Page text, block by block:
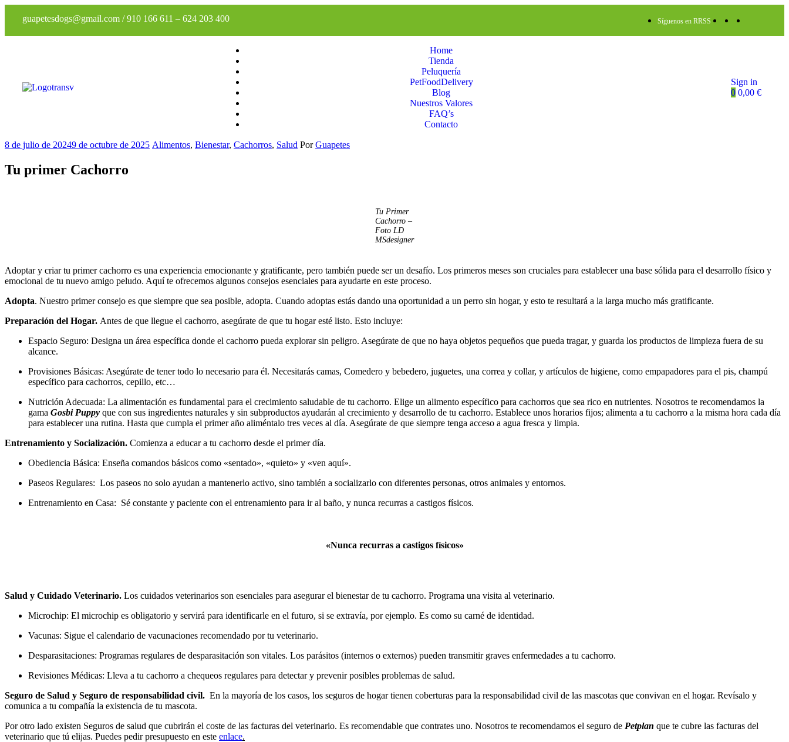
guapetesdogs@gmail.com /910 166 611 – 624 203 400 Síguenos en RRSS
Home
Tienda
Peluquería
PetFoodDelivery
Blog
Nuestros Valores
FAQ’s
Contacto
Sign in
0 0,00 €
8 de julio de 20249 de octubre de 2025 Alimentos, Bienestar, Cachorros, Salud PorGuapetes
Tu primer Cachorro
Tu Primer
Cachorro –
Foto LD
MSdesigner
Adoptar y criar tu primer cachorro es una experiencia emocionante y gratificante, pero también puede ser un desafío. Los primeros meses son cruciales para establecer una base sólida para el desarrollo físico y
emocional de tu nuevo amigo peludo. Aquí te ofrecemos algunos consejos esenciales para ayudarte en este proceso.
Adopta. Nuestro primer consejo es que siempre que sea posible, adopta. Cuando adoptas estás dando una oportunidad a un perro sin hogar, y esto te resultará a la larga mucho más gratificante.
Preparación del Hogar. Antes de que llegue el cachorro, asegúrate de que tu hogar esté listo. Esto incluye:
Espacio Seguro: Designa un área específica donde el cachorro pueda explorar sin peligro. Asegúrate de que no haya objetos pequeños que pueda tragar, y guarda los productos de limpieza fuera de su
alcance.
Provisiones Básicas: Asegúrate de tener todo lo necesario para él. Necesitarás camas, Comedero y bebedero, juguetes, una correa y collar, y artículos de higiene, como empapadores para el pis, champú
específico para cachorros, cepillo, etc…
Nutrición Adecuada: La alimentación es fundamental para el crecimiento saludable de tu cachorro. Elige un alimento específico para cachorros que sea rico en nutrientes. Nosotros te recomendamos la
gama Gosbi Puppy que con sus ingredientes naturales y sin subproductos ayudarán al crecimiento y desarrollo de tu cachorro. Establece unos horarios fijos; alimenta a tu cachorro a la misma hora cada día
para establecer una rutina. Hasta que cumpla el primer año aliméntalo tres veces al día. Asegúrate de que siempre tenga acceso a agua fresca y limpia.
Entrenamiento y Socialización. Comienza a educar a tu cachorro desde el primer día.
Obediencia Básica: Enseña comandos básicos como «sentado», «quieto» y «ven aquí».
Paseos Regulares: Los paseos no solo ayudan a mantenerlo activo, sino también a socializarlo con diferentes personas, otros animales y entornos.
Entrenamiento en Casa: Sé constante y paciente con el entrenamiento para ir al baño, y nunca recurras a castigos físicos.
«Nunca recurras a castigos físicos»
Salud y Cuidado Veterinario. Los cuidados veterinarios son esenciales para asegurar el bienestar de tu cachorro. Programa una visita al veterinario.
Microchip: El microchip es obligatorio y servirá para identificarle en el futuro, si se extravía, por ejemplo. Es como su carné de identidad.
Vacunas: Sigue el calendario de vacunaciones recomendado por tu veterinario.
Desparasitaciones: Programas regulares de desparasitación son vitales. Los parásitos (internos o externos) pueden transmitir graves enfermedades a tu cachorro.
Revisiones Médicas: Lleva a tu cachorro a chequeos regulares para detectar y prevenir posibles problemas de salud.
Seguro de Salud y Seguro de responsabilidad civil. En la mayoría de los casos, los seguros de hogar tienen coberturas para la responsabilidad civil de las mascotas que convivan en el hogar. Revísalo y
comunica a tu compañía la existencia de tu mascota.
Por otro lado existen Seguros de salud que cubrirán el coste de las facturas del veterinario. Es recomendable que contrates uno. Nosotros te recomendamos el seguro de Petplan que te cubre las facturas del
veterinario que tú elijas. Puedes pedir presupuesto en este enlace.